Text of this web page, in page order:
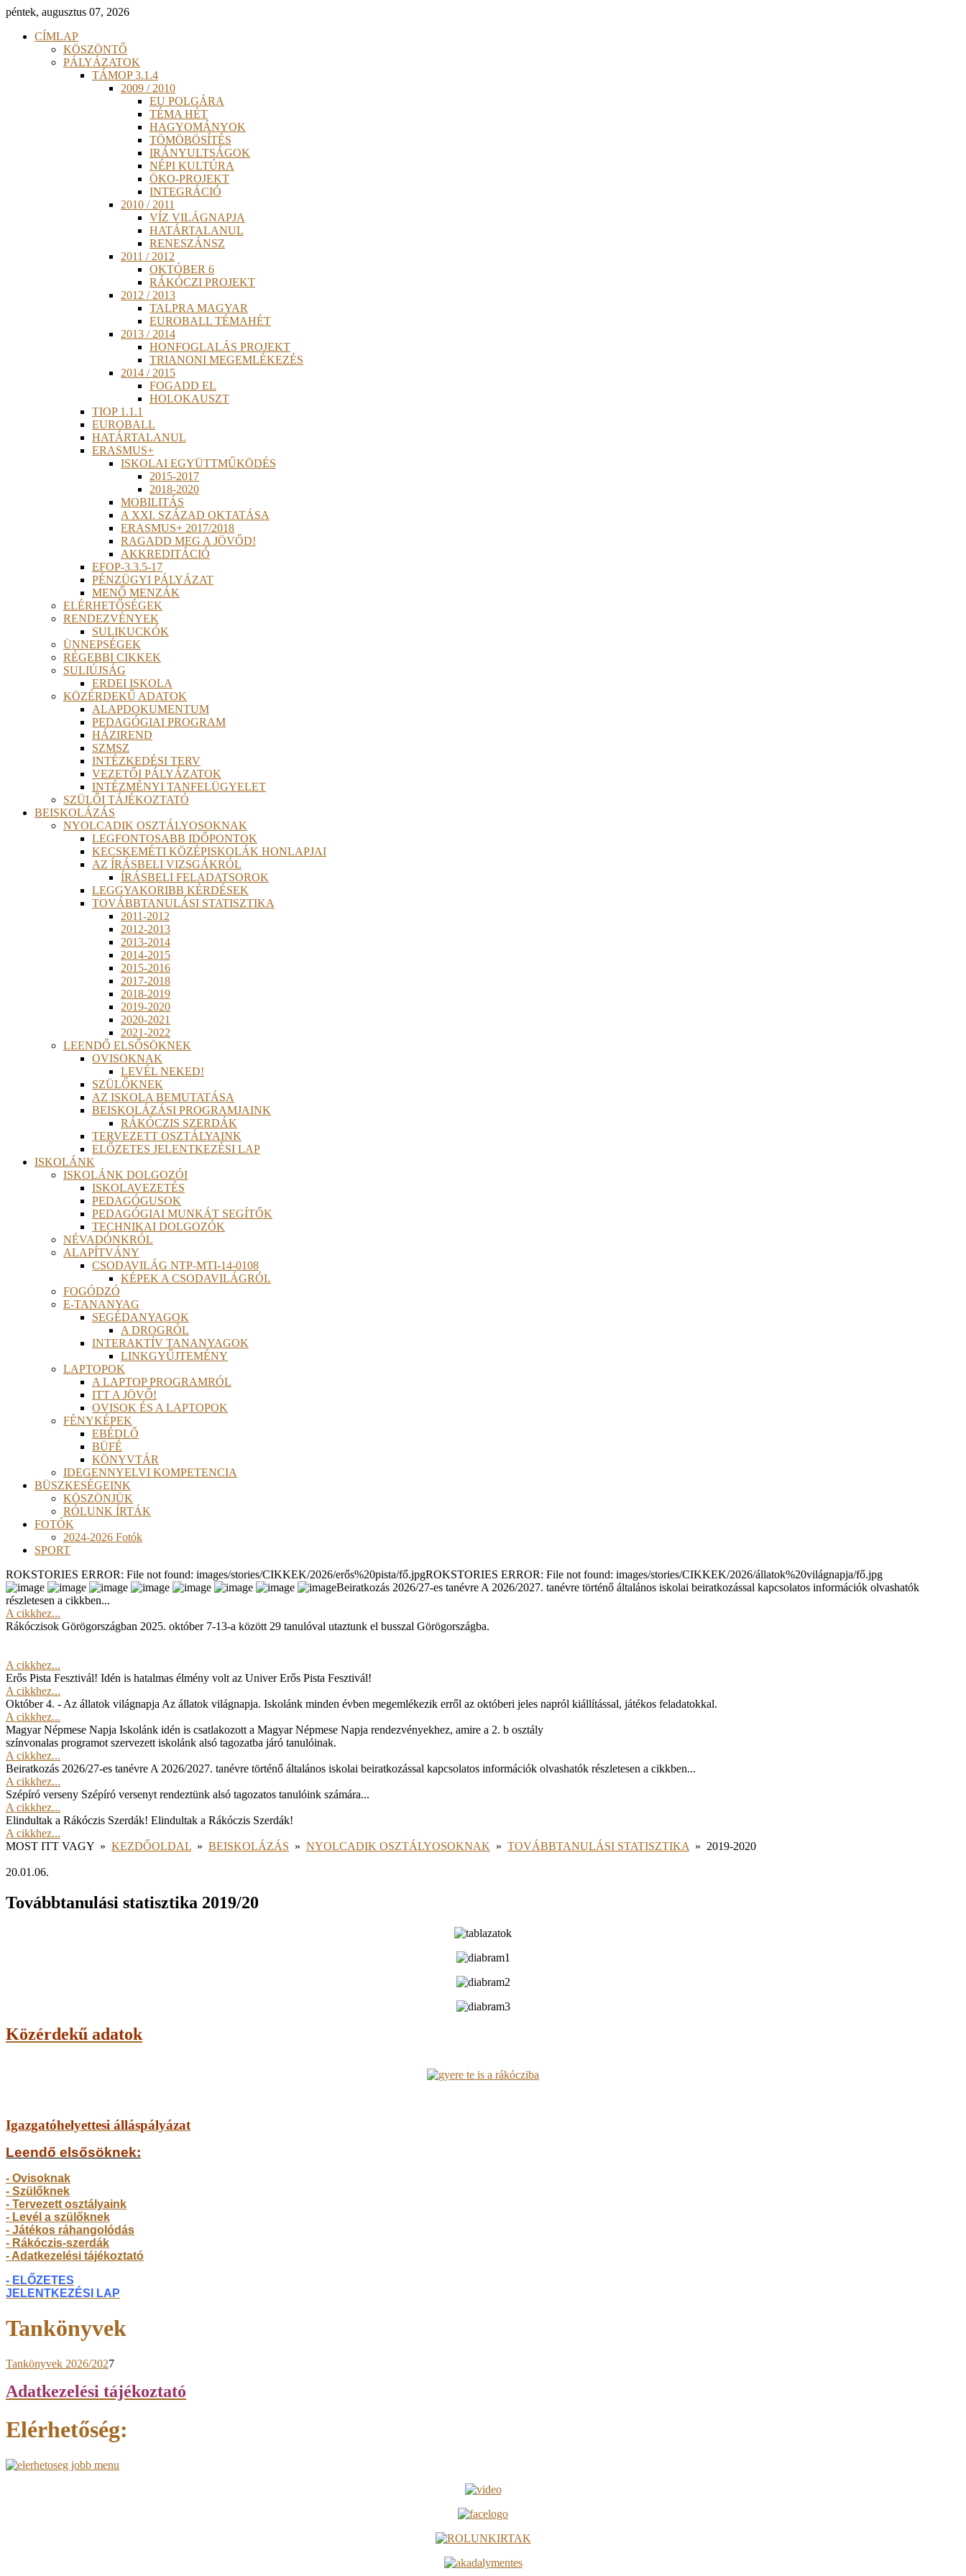
péntek, augusztus 07, 2026
CÍMLAP
KÖSZÖNTŐ
PÁLYÁZATOK
TÁMOP 3.1.4
2009 / 2010
EU POLGÁRA
TÉMA HÉT
HAGYOMÁNYOK
TÖMÖBÖSÍTÉS
IRÁNYULTSÁGOK
NÉPI KULTÚRA
ÖKO-PROJEKT
INTEGRÁCIÓ
2010 / 2011
VÍZ VILÁGNAPJA
HATÁRTALANUL
RENESZÁNSZ
2011 / 2012
OKTÓBER 6
RÁKÓCZI PROJEKT
2012 / 2013
TALPRA MAGYAR
EUROBALL TÉMAHÉT
2013 / 2014
HONFOGLALÁS PROJEKT
TRIANONI MEGEMLÉKEZÉS
2014 / 2015
FOGADD EL
HOLOKAUSZT
TIOP 1.1.1
EUROBALL
HATÁRTALANUL
ERASMUS+
ISKOLAI EGYÜTTMŰKÖDÉS
2015-2017
2018-2020
MOBILITÁS
A XXI. SZÁZAD OKTATÁSA
ERASMUS+ 2017/2018
RAGADD MEG A JÖVŐD!
AKKREDITÁCIÓ
EFOP-3.3.5-17
PÉNZÜGYI PÁLYÁZAT
MENŐ MENZÁK
ELÉRHETŐSÉGEK
RENDEZVÉNYEK
SULIKUCKÓK
ÜNNEPSÉGEK
RÉGEBBI CIKKEK
SULIÚJSÁG
ERDEI ISKOLA
KÖZÉRDEKŰ ADATOK
ALAPDOKUMENTUM
PEDAGÓGIAI PROGRAM
HÁZIREND
SZMSZ
INTÉZKEDÉSI TERV
VEZETŐI PÁLYÁZATOK
INTÉZMÉNYI TANFELÜGYELET
SZÜLŐI TÁJÉKOZTATÓ
BEISKOLÁZÁS
NYOLCADIK OSZTÁLYOSOKNAK
LEGFONTOSABB IDŐPONTOK
KECSKEMÉTI KÖZÉPISKOLÁK HONLAPJAI
AZ ÍRÁSBELI VIZSGÁKRÓL
ÍRÁSBELI FELADATSOROK
LEGGYAKORIBB KÉRDÉSEK
TOVÁBBTANULÁSI STATISZTIKA
2011-2012
2012-2013
2013-2014
2014-2015
2015-2016
2017-2018
2018-2019
2019-2020
2020-2021
2021-2022
LEENDŐ ELSŐSÖKNEK
OVISOKNAK
LEVÉL NEKED!
SZÜLŐKNEK
AZ ISKOLA BEMUTATÁSA
BEISKOLÁZÁSI PROGRAMJAINK
RÁKÓCZIS SZERDÁK
TERVEZETT OSZTÁLYAINK
ELŐZETES JELENTKEZÉSI LAP
ISKOLÁNK
ISKOLÁNK DOLGOZÓI
ISKOLAVEZETÉS
PEDAGÓGUSOK
PEDAGÓGIAI MUNKÁT SEGÍTŐK
TECHNIKAI DOLGOZÓK
NÉVADÓNKRÓL
ALAPÍTVÁNY
CSODAVILÁG NTP-MTI-14-0108
KÉPEK A CSODAVILÁGRÓL
FOGÓDZÓ
E-TANANYAG
SEGÉDANYAGOK
A DROGRÓL
INTERAKTÍV TANANYAGOK
LINKGYŰJTEMÉNY
LAPTOPOK
A LAPTOP PROGRAMRÓL
ITT A JÖVŐ!
OVISOK ÉS A LAPTOPOK
FÉNYKÉPEK
EBÉDLŐ
BÜFÉ
KÖNYVTÁR
IDEGENNYELVI KOMPETENCIA
BÜSZKESÉGEINK
KÖSZÖNJÜK
RÓLUNK ÍRTÁK
FOTÓK
2024-2026 Fotók
SPORT
ROKSTORIES ERROR: File not found: images/stories/CIKKEK/2026/erős%20pista/fő.jpgROKSTORIES ERROR: File not found: images/stories/CIKKEK/2026/állatok%20világnapja/fő.jpg
Beiratkozás 2026/27-es tanévre A 2026/2027. tanévre történő általános iskolai beiratkozással kapcsolatos információk olvashatók
részletesen a cikkben...
A cikkhez...
Rákóczisok Görögországban 2025. október 7-13-a között 29 tanulóval utaztunk el busszal Görögországba.
A cikkhez...
Erős Pista Fesztivál! Idén is hatalmas élmény volt az Univer Erős Pista Fesztivál!
A cikkhez...
Október 4. - Az állatok világnapja Az állatok világnapja. Iskolánk minden évben megemlékezik erről az októberi jeles napról kiállítással, játékos feladatokkal.
A cikkhez...
Magyar Népmese Napja Iskolánk idén is csatlakozott a Magyar Népmese Napja rendezvényekhez, amire a 2. b osztály
színvonalas programot szervezett iskolánk alsó tagozatba járó tanulóinak.
A cikkhez...
Beiratkozás 2026/27-es tanévre A 2026/2027. tanévre történő általános iskolai beiratkozással kapcsolatos információk olvashatók részletesen a cikkben...
A cikkhez...
Szépíró verseny Szépíró versenyt rendeztünk alsó tagozatos tanulóink számára...
A cikkhez...
Elindultak a Rákóczis Szerdák! Elindultak a Rákóczis Szerdák!
A cikkhez...
MOST ITT VAGY » KEZDŐOLDAL » BEISKOLÁZÁS » NYOLCADIK OSZTÁLYOSOKNAK » TOVÁBBTANULÁSI STATISZTIKA » 2019-2020
20.01.06.
Továbbtanulási statisztika 2019/20
Közérdekű adatok
Igazgatóhelyettesi álláspályázat
Leendő elsősöknek:
- Ovisoknak
- Szülőknek
- Tervezett osztályaink
- Levél a szülőknek
- Játékos ráhangolódás
- Rákóczis-szerdák
- Adatkezelési tájékoztató
- ELŐZETES
JELENTKEZÉSI LAP
Tankönyvek
Tankönyvek 2026/2027
Adatkezelési tájékoztató
Elérhetőség: